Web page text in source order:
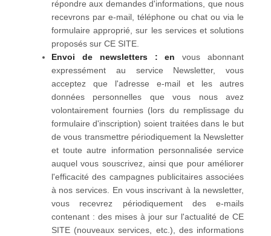
répondre aux demandes d'informations, que nous
recevrons par e-mail, téléphone ou chat ou via le
formulaire approprié, sur les services et solutions
proposés sur CE SITE.
Envoi de newsletters : en vous abonnant
expressément au service Newsletter, vous
acceptez que l'adresse e-mail et les autres
données personnelles que vous nous avez
volontairement fournies (lors du remplissage du
formulaire d'inscription) soient traitées dans le but
de vous transmettre périodiquement la Newsletter
et toute autre information personnalisée service
auquel vous souscrivez, ainsi que pour améliorer
l'efficacité des campagnes publicitaires associées
à nos services. En vous inscrivant à la newsletter,
vous recevrez périodiquement des e-mails
contenant : des mises à jour sur l'actualité de CE
SITE (nouveaux services, etc.), des informations